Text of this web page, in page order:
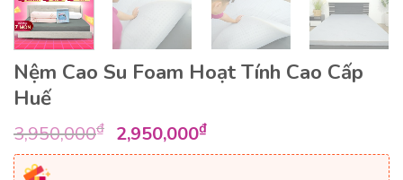
Nệm Cao Su Foam Hoạt Tính Cao Cấp
Huế
3,950,000₫ Giá
gốc
2,950,000₫Giá
hiện